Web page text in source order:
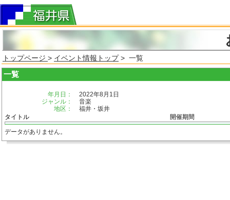
トップページ > イベント情報トップ> 一覧
一覧
年月日：
2022年8月1日
ジャンル：
音楽
地区：
福井・坂井
タイトル
開催期間
データがありません。